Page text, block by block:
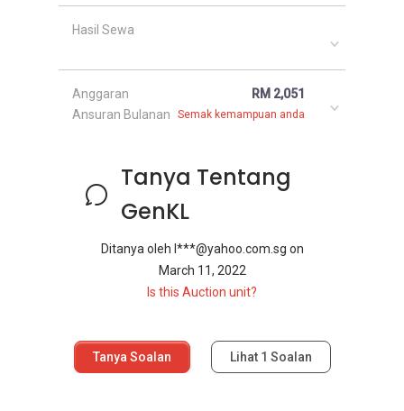
Hasil Sewa
Anggaran
Ansuran Bulanan
RM 2,051
Semak kemampuan anda
Tanya Tentang
GenKL
Ditanya oleh l***@yahoo.com.sg on
March 11, 2022
Is this Auction unit?
Tanya Soalan Lihat 1 Soalan